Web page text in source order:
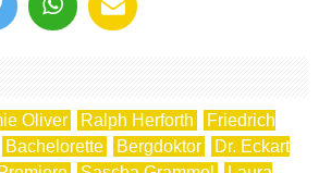
Oliver Ralph Herforth
Friedrich
Bachelorette Bergdoktor
Dr. Eckart